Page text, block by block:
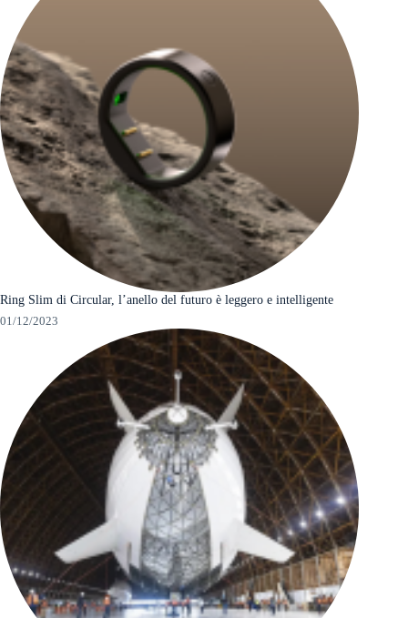
Ring Slim di Circular, l’anello del futuro è leggero e intelligente
01/12/2023